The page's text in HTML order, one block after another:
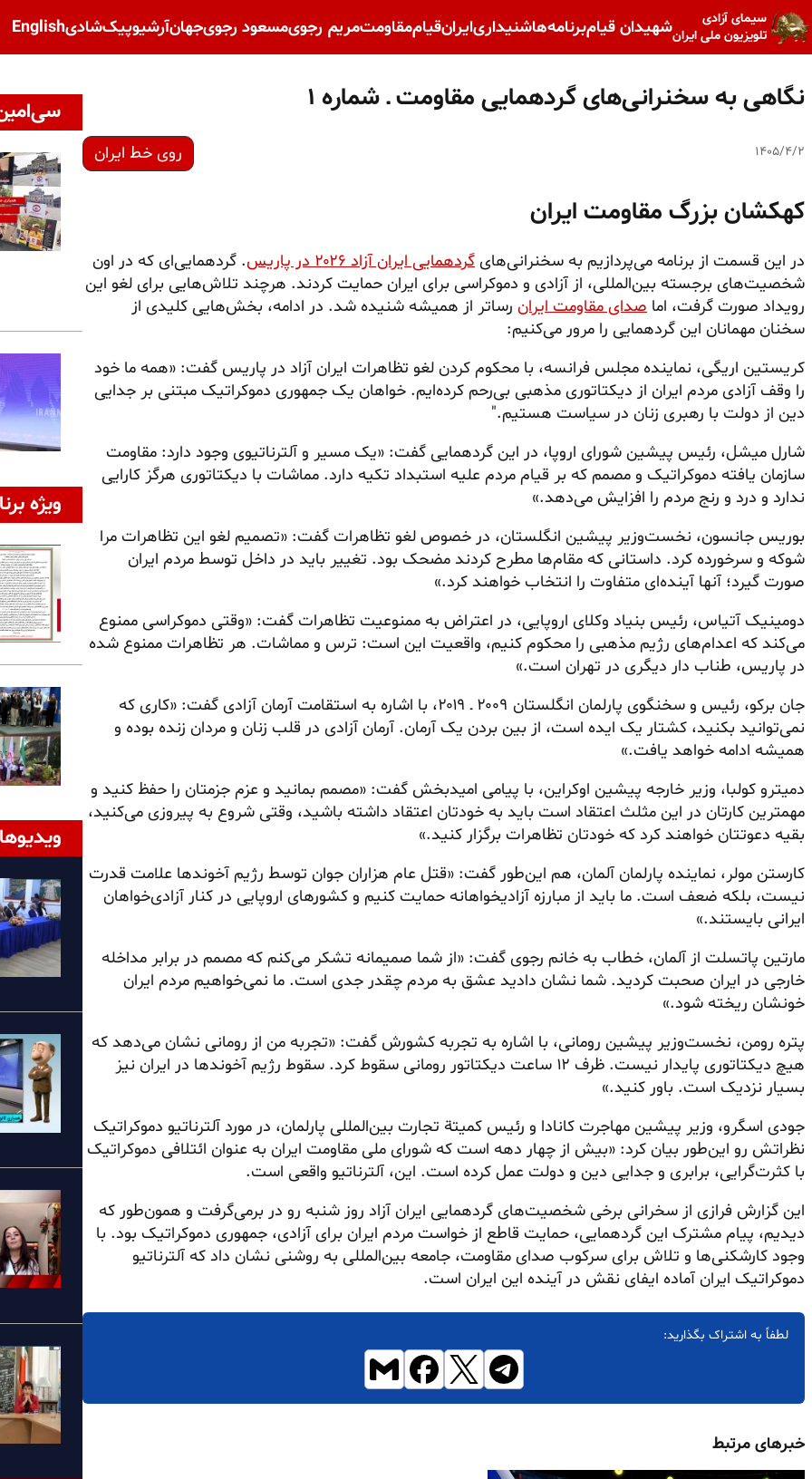
سیمای آزادی
تلویزیون ملی ایرانشهیدان قیامبرنامه‌هاشنیداریایرانقیاممقاومتمریم رجویمسعود رجویجهانآرشیوپیک‌شادیEnglish
نگاهی به سخنرانی‌های گردهمایی مقاومت ـ شماره ۱
۱۴۰۵/۴/۲ روی خط ایران
کهکشان بزرگ مقاومت ایران
در این قسمت از برنامه می‌پردازیم به سخنرانی‌های گردهمایی ایران آزاد ۲۰۲۶ در پاریس
. گردهمایی‌ای که در اون
شخصیت‌های برجسته بین‌المللی، از آزادی و دموکراسی برای ایران حمایت کردند. هرچند تلاش‌هایی برای لغو این
رویداد صورت گرفت، اما صدای مقاومت ایران رساتر از همیشه شنیده شد. در ادامه، بخش‌هایی کلیدی از
سخنان مهمانان این گردهمایی را مرور می‌کنیم:
کریستین اریگی، نماینده مجلس فرانسه، با محکوم کردن لغو تظاهرات ایران آزاد در پاریس گفت: «همه ما خود
را وقف آزادی مردم ایران از دیکتاتوری مذهبی بی‌رحم کرده‌ایم. خواهان یک جمهوری دموکراتیک مبتنی بر جدایی
دین از دولت با رهبری زنان در سیاست هستیم."
شارل میشل، رئیس پیشین شورای اروپا، در این گردهمایی گفت: «یک مسیر و آلترناتیوی وجود دارد: مقاومت
سازمان یافته دموکراتیک و مصمم که بر قیام مردم علیه استبداد تکیه دارد. مماشات با دیکتاتوری هرگز کارایی
ندارد و درد و رنج مردم را افزایش می‌دهد.»
بوریس جانسون، نخست‌وزیر پیشین انگلستان، در خصوص لغو تظاهرات گفت: «تصمیم لغو این تظاهرات مرا
شوکه و سرخورده کرد. داستانی که مقام‌ها مطرح کردند مضحک بود. تغییر باید در داخل توسط مردم ایران
صورت گیرد؛ آنها آینده‌ای متفاوت را انتخاب خواهند کرد.»
دومینیک آتیاس، رئیس بنیاد وکلای اروپایی، در اعتراض به ممنوعیت تظاهرات گفت: «وقتی دموکراسی ممنوع
می‌کند که اعدام‌های رژیم مذهبی را محکوم کنیم، واقعیت این است: ترس و مماشات. هر تظاهرات ممنوع شده
در پاریس، طناب دار دیگری در تهران است.»
جان برکو، رئیس و سخنگوی پارلمان انگلستان ۲۰۰۹ ـ ۲۰۱۹، با اشاره به استقامت آرمان آزادی گفت: «کاری که
نمی‌توانید بکنید، کشتار یک ایده است، از بین بردن یک آرمان. آرمان آزادی در قلب زنان و مردان زنده بوده و
همیشه ادامه خواهد یافت.»
دمیترو کولبا، وزیر خارجه پیشین اوکراین، با پیامی امیدبخش گفت: «مصمم بمانید و عزم جزمتان را حفظ کنید و
مهمترین کارتان در این مثلث اعتقاد است باید به خودتان اعتقاد داشته باشید، وقتی شروع به پیروزی می‌کنید،
بقیه دعوتتان خواهند کرد که خودتان تظاهرات برگزار کنید.»
کارستن مولر، نماینده پارلمان آلمان، هم این‌طور گفت: «قتل عام هزاران جوان توسط رژیم آخوندها علامت قدرت
نیست، بلکه ضعف است. ما باید از مبارزه آزادیخواهانه حمایت کنیم و کشورهای اروپایی در کنار آزادی‌خواهان
ایرانی بایستند.»
مارتین پاتسلت از آلمان، خطاب به خانم رجوی گفت: «از شما صمیمانه تشکر می‌کنم که مصمم در برابر مداخله
خارجی در ایران صحبت کردید. شما نشان دادید عشق به مردم چقدر جدی است. ما نمی‌خواهیم مردم ایران
خونشان ریخته شود.»
پتره رومن، نخست‌وزیر پیشین رومانی، با اشاره به تجربه کشورش گفت: «تجربه من از رومانی نشان می‌دهد که
هیچ دیکتاتوری پایدار نیست. ظرف ۱۲ ساعت دیکتاتور رومانی سقوط کرد. سقوط رژیم آخوندها در ایران نیز
بسیار نزدیک است. باور کنید.»
جودی اسگرو، وزیر پیشین مهاجرت کانادا و رئیس کمیتة تجارت بین‌المللی پارلمان، در مورد آلترناتیو دموکراتیک
نظراتش رو این‌طور بیان کرد: «بیش از چهار دهه است که شورای ملی مقاومت ایران به عنوان ائتلافی دموکراتیک
با کثرت‌گرایی، برابری و جدایی دین و دولت عمل کرده است. این، آلترناتیو واقعی است.
این گزارش فرازی از سخرانی برخی شخصیت‌های گردهمایی ایران آزاد روز شنبه رو در برمی‌گرفت و همون‌طور که
دیدیم، پیام مشترک این گردهمایی، حمایت قاطع از خواست مردم ایران برای آزادی، جمهوری دموکراتیک بود. با
وجود کارشکنی‌ها و تلاش برای سرکوب صدای مقاومت، جامعه بین‌المللی به روشنی نشان داد که آلترناتیو
دموکراتیک ایران آماده ایفای نقش در آینده این ایران است.
لطفاً به اشتراک بگذارید:
خبرهای مرتبط
ویژه